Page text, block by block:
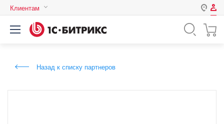
Клиентам
Авторизация
Назад к списку партнеров